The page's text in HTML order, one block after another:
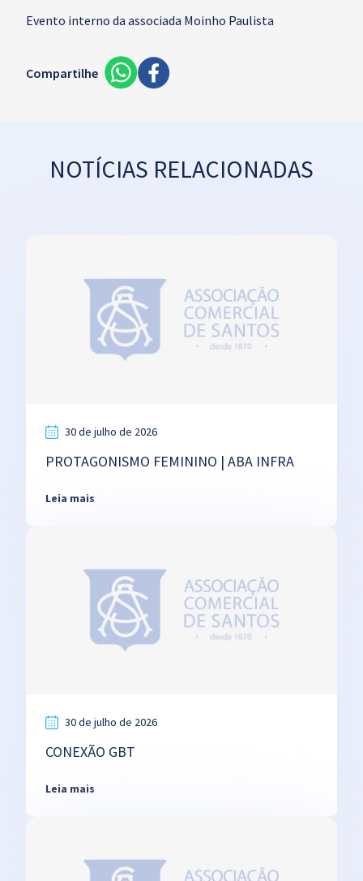
Evento interno da associada Moinho Paulista
Compartilhe
NOTÍCIAS RELACIONADAS
30 de julho de 2026
PROTAGONISMO FEMININO | ABA INFRA
Leia mais
30 de julho de 2026
CONEXÃO GBT
Leia mais